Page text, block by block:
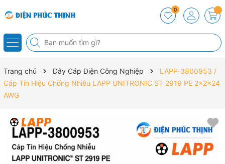
0
Trang chủ Dây Cáp Điện Công Nghiệp
LAPP-3800953 /
Cáp Tín Hiệu Chống Nhiễu LAPP UNITRONIC ST 2919 PE 2x2x24
AWG